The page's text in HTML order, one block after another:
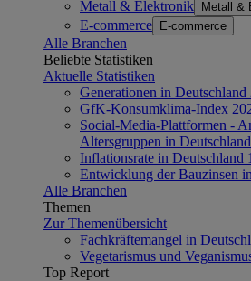
Metall & Elektronik Metall &
E-commerce E-commerce
Alle Branchen
Beliebte Statistiken
Aktuelle Statistiken
Generationen in Deutschland
GfK-Konsumklima-Index
Social-Media-Plattformen -
Altersgruppen in
Inflationsrate in Deutschland
Entwicklung der Bauzinsen
Alle Branchen
Themen
Zur Themenübersicht
Fachkräftemangel in
Vegetarismus und
Top Report